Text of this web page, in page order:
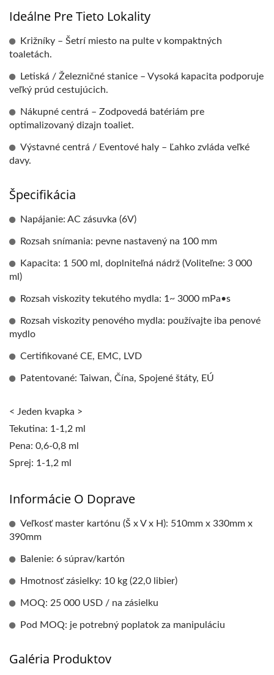
Ideálne Pre Tieto Lokality
Križníky – Šetrí miesto na pulte v kompaktných
toaletách.
Letiská / Železničné stanice – Vysoká kapacita podporuje
veľký prúd cestujúcich.
Nákupné centrá – Zodpovedá batériám pre
optimalizovaný dizajn toaliet.
Výstavné centrá / Eventové haly – Ľahko zvláda veľké
davy.
Špecifikácia
Napájanie: AC zásuvka (6V)
Rozsah snímania: pevne nastavený na 100 mm
Kapacita: 1 500 ml, doplniteľná nádrž (Voliteľne: 3 000
ml)
Rozsah viskozity tekutého mydla: 1~ 3000 mPa•s
Rozsah viskozity penového mydla: používajte iba penové
mydlo
Certifikované CE, EMC, LVD
Patentované: Taiwan, Čína, Spojené štáty, EÚ
< Jeden kvapka >
Tekutina: 1-1,2 ml
Pena: 0,6-0,8 ml
Sprej: 1-1,2 ml
Informácie O Doprave
Veľkosť master kartónu (Š x V x H): 510mm x 330mm x
390mm
Balenie: 6 súprav/kartón
Hmotnosť zásielky: 10 kg (22,0 libier)
MOQ: 25 000 USD / na zásielku
Pod MOQ: je potrebný poplatok za manipuláciu
Galéria Produktov